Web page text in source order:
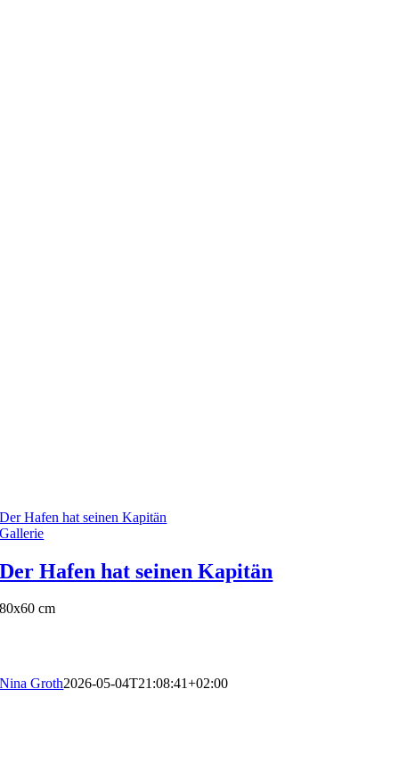
Der Hafen hat seinen Kapitän
Gallerie
Der Hafen hat seinen Kapitän
80x60 cm
Nina Groth2026-05-04T21:08:41+02:00